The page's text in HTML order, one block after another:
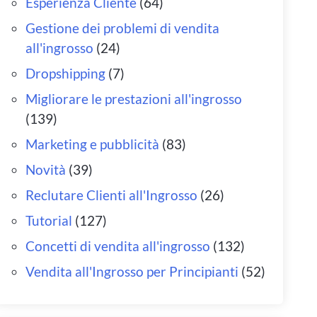
Gestione dei problemi di vendita
all'ingrosso (24)
Dropshipping (7)
Migliorare le prestazioni all'ingrosso
(139)
Marketing e pubblicità (83)
Novità (39)
Reclutare Clienti all'Ingrosso (26)
Tutorial (127)
Concetti di vendita all'ingrosso (132)
Vendita all'Ingrosso per Principianti (52)